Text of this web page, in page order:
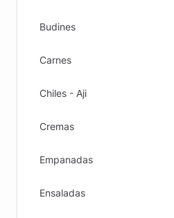
Budines
Carnes
Chiles - Aji
Cremas
Empanadas
Ensaladas